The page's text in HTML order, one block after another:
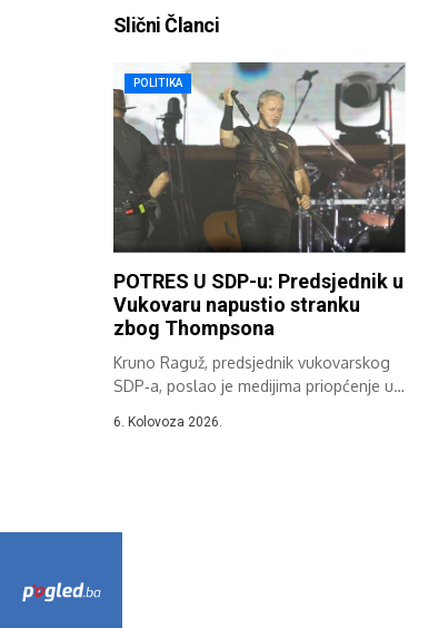
Slični Članci
POLITIKA
POTRES U SDP-u: Predsjednik u
Vukovaru napustio stranku
zbog Thompsona
Kruno Raguž, predsjednik vukovarskog
SDP‑a, poslao je medijima priopćenje u
6. Kolovoza 2026.